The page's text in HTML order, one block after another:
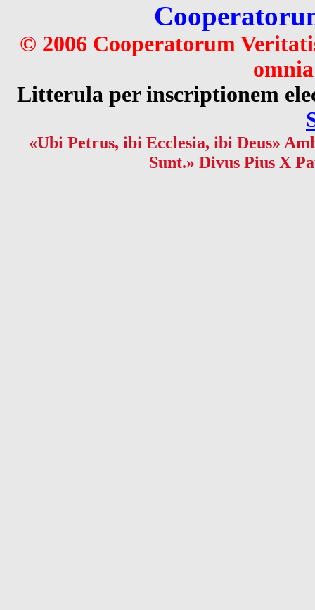
© 2006 Cooperatorum
Litterula per inscriptionem
«Ubi Petrus, ibi Ecclesia, ibi Deus»
Sunt.» Divus Pius X